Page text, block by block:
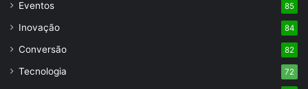
Eventos 85
Inovação 84
Conversão 82
Tecnologia 72